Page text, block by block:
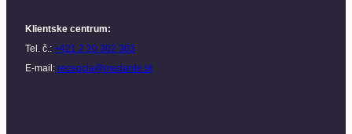
Klientske centrum:
Tel. č.: +421 2 20 302 303
E-mail: recepcia@medante.sk